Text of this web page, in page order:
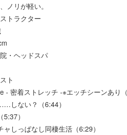
ノリが軽い。
トラクター
・ヘッドスパ
ト
- 密着ストレッチ -※エッチシーンあり
しない？（6:44）
）
しっぱなし同棲生活（6:29）